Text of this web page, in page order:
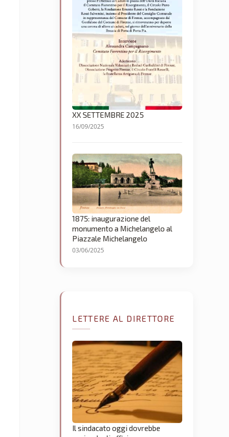
XX SETTEMBRE 2025
16/09/2025
1875: inaugurazione del
monumento a Michelangelo al
Piazzale Michelangelo
03/06/2025
LETTERE AL DIRETTORE
Il sindacato oggi dovrebbe